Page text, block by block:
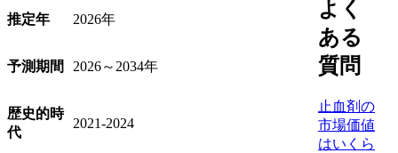
推定年 2026年
予測期間 2026～2034年
歴史的時
代
2021-2024
よく
ある
質問
止血剤の
市場価値
はいくら